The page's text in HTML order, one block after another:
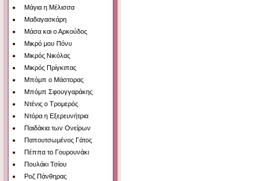
Μάγια η Μέλισσα
Μαδαγασκάρη
Μάσα και ο Αρκούδος
Μικρό μου Πόνυ
Μικρός Νικόλας
Μικρός Πρίγκιπας
Μπόμπ ο Μάστορας
Μπόμπ Σφουγγαράκης
Ντένις ο Τρομερός
Ντόρα η Εξερευνήτρια
Παιδάκια των Ονείρων
Παπουτσωμένος Γάτος
Πέππα το Γουρουνάκι
Πουλάκι Τσίου
Ροζ Πάνθηρας